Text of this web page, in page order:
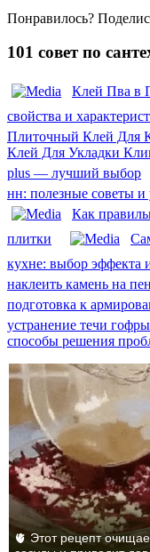
Понравилось?
101 совет по
Клей Пва в
свойства и
Плиточный Клей Для
Клей Для Укладки
plus — лучший выбор
нн: полезные советы и
Как
плитки
кухне: выбор эффекта
наклеить камень на
подготовка к
устранение течи
способы решения
🫀 Этот рецепт